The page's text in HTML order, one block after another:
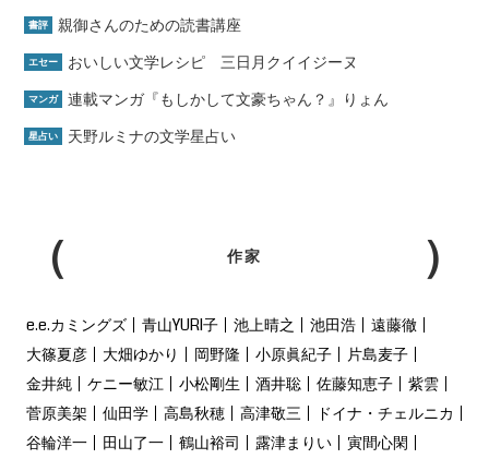
書評 親御さんのための読書講座
エセー おいしい文学レシピ 三日月クイイジーヌ
マンガ 連載マンガ『もしかして文豪ちゃん？』りょん
星占い 天野ルミナの文学星占い
作家
e.e.カミングズ 青山YURI子 池上晴之 池田浩
遠藤徹
大篠夏彦
大畑ゆかり 岡野隆 小原眞紀子
片島麦子
金井純
ケニー敏江 小松剛生 酒井聡 佐藤知恵子
紫雲
菅原美架
仙田学 高島秋穂 高津敬三
ドイナ・チェルニカ
谷輪洋一
田山了一 鶴山裕司 露津まりい
寅間心閑